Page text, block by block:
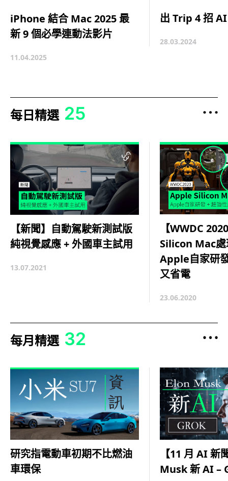
iPhone 結合 Mac 2025 最
新 9 個必學連動法影片
11.04.2025
出 Trip 4 招
28.03.2024
每日精選 25
【新聞】自動駕駛新測試版
純視覺感應 + 外國車主試用
13.07.2021
【WWDC
Silicon Mac處
Apple自家研
又省電
23.06.2020
每月精選 32
研究指電動車初期不比燃油
車環保
【11 月 AI 新
Musk 新 AI –